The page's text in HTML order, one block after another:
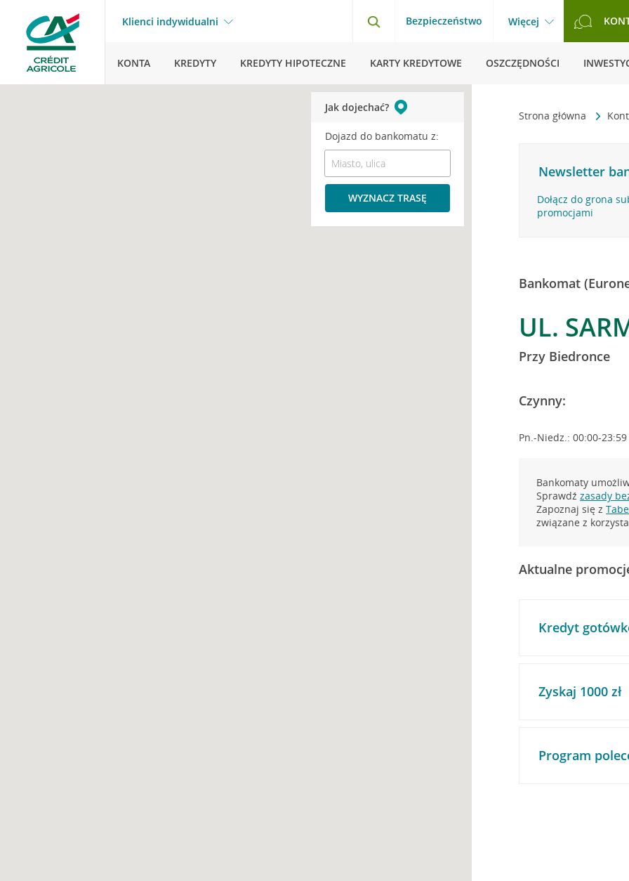
Klienci indywidualni Bezpieczeństwo Więcej
KONTA KREDYTY KREDYTY HIPOTECZNE KARTY KREDYTOWE OSZCZĘDNOŚCI
Strona główna
Newsletter
Dołącz do grona
promocjami
Bankomat
UL.
Przy Biedronce
Czynny:
Pn.-Niedz.: 00:00-23:59
Bankomaty
Sprawdźzasady
Zapoznaj się z
związane z
Aktualne
Kredyt
Zyskaj 1000 zł
Program
Jak dojechać?
Dojazd do bankomatu z:
WYZNACZ TRASĘ